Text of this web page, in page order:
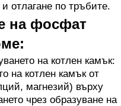
отлагане по тръбите.
на фосфат
на котлен камък:
на котлен камък от
магнезий) върху
чрез образуване на